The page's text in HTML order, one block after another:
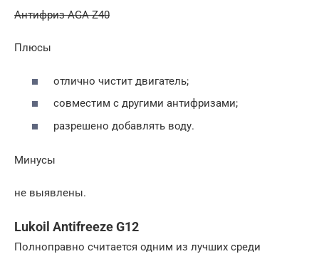
Антифриз AGA Z40
Плюсы
отлично чистит двигатель;
совместим с другими антифризами;
разрешено добавлять воду.
Минусы
не выявлены.
Lukoil Antifreeze G12
Полноправно считается одним из лучших среди